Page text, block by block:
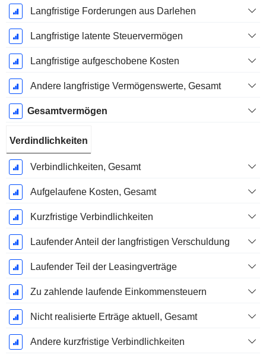
Langfristige Forderungen aus Darlehen
Langfristige latente Steuervermögen
Langfristige aufgeschobene Kosten
Andere langfristige Vermögenswerte, Gesamt
Gesamtvermögen
Verdindlichkeiten
Verbindlichkeiten, Gesamt
Aufgelaufene Kosten, Gesamt
Kurzfristige Verbindlichkeiten
Laufender Anteil der langfristigen Verschuldung
Laufender Teil der Leasingverträge
Zu zahlende laufende Einkommensteuern
Nicht realisierte Erträge aktuell, Gesamt
Andere kurzfristige Verbindlichkeiten